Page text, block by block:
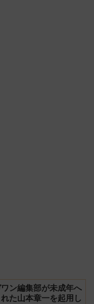
ワン編集部が未成年へ
た山本章一を起用し